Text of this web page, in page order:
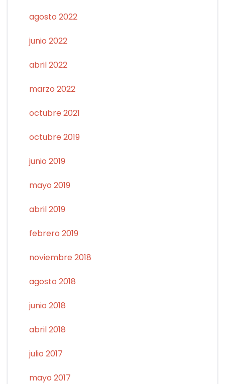
agosto 2022
junio 2022
abril 2022
marzo 2022
octubre 2021
octubre 2019
junio 2019
mayo 2019
abril 2019
febrero 2019
noviembre 2018
agosto 2018
junio 2018
abril 2018
julio 2017
mayo 2017